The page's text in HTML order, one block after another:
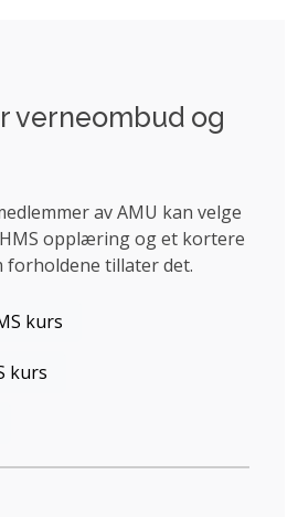
verneombud og
av AMU kan velge
opplæring og et kortere
forholdene tillater det.
kurs
kurs